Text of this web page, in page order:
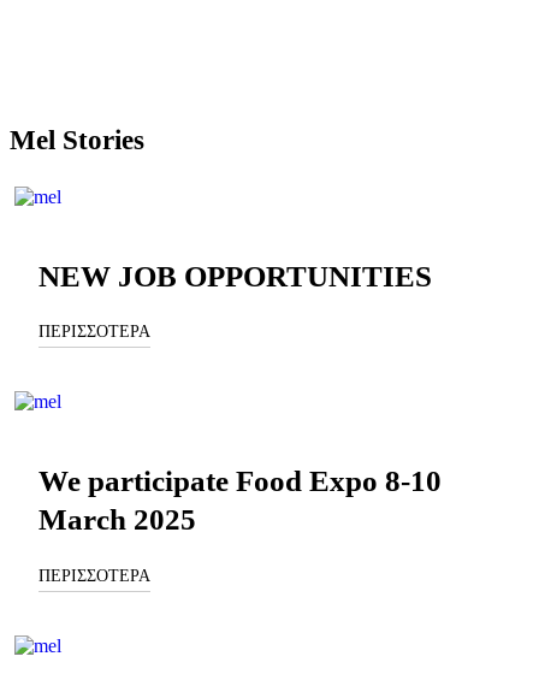
Mel Stories
NEW JOB OPPORTUNITIES
ΠΕΡΙΣΣΟΤΕΡΑ
We participate Food Expo 8-10
March 2025
ΠΕΡΙΣΣΟΤΕΡΑ